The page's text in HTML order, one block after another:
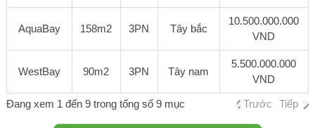
AquaBay 158m2 3PN Tây bắc
10.500.000.000
VND
WestBay 90m2 3PN Tây nam
5.500.000.000
VND
Đang xem 1 đến 9 trong tổng số 9 mục Trước Tiếp